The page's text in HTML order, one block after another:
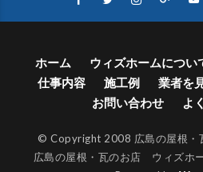
ホーム ウィズホームについ
仕事内容
施工例 業者を
お問い合わせ
よ
© Copyright 2008 広島の屋根・
広島の屋根・瓦のお店 ウィズホ